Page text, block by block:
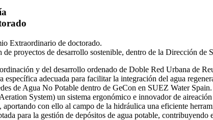
Extraordinario de doctorado.
proyectos de desarrollo sostenible, dentro de la Dirección
y del desarrollo ordenado de Doble Red Urbana de
adecuada para facilitar la integración del agua
de Agua No Potable dentro de GeCon en SUEZ Water Spain.
System) un sistema ergonómico e innovador de
aportando con ello al campo de la hidráulica una eficiente
para la gestión de depósitos de agua potable,